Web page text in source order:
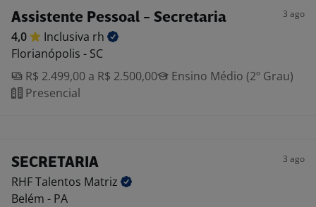
Assistente Pessoal - Secretaria 3 ago
4,0 Inclusiva rh
Florianópolis - SC
R$ 2.499,00 a R$ 2.500,00
Ensino Médio (2º Grau)
Presencial
SECRETARIA 3 ago
RHF Talentos Matriz
Belém - PA